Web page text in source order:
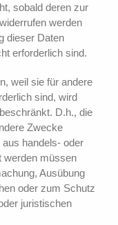
sobald deren zur
werden
dieser Daten
erforderlich sind.
weil sie für andere
sind, wird
D.h., die
Zwecke
handels- oder
werden müssen
Ausübung
oder zum Schutz
juristischen